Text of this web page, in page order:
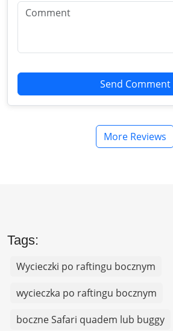
Send Comment
More Reviews
Tags:
Wycieczki po raftingu bocznym
wycieczka po raftingu bocznym
boczne Safari quadem lub buggy